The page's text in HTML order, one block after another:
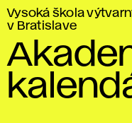
Vysoká škola
v Bratislave